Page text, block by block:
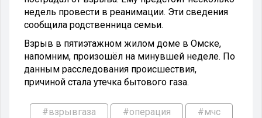
недель провести в реанимации. Эти сведения
сообщила родственница семьи.
Взрыв в пятиэтажном жилом доме в Омске,
напомним, произошёл на минувшей неделе. По
данным расследования происшествия,
причиной стала утечка бытового газа.
#взрывгаза #операция #мчс